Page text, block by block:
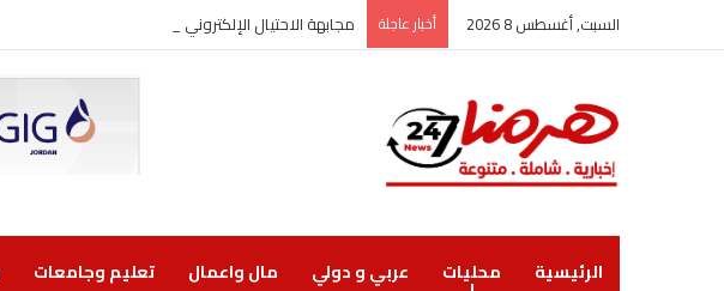
السبت, أغسطس 8 2026 أخبار عاجلة مجابهة الاحتيال الإلكتروني مسؤولية مشتركة
الرئيسية محليات عربي و دولي مال واعمال تعليم وجامعات